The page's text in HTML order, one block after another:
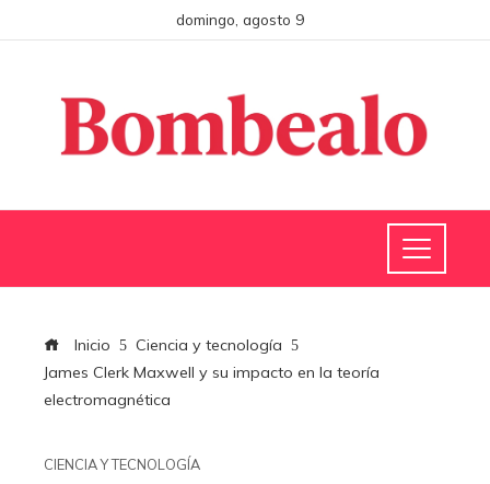
domingo, agosto 9
Inicio
Ciencia y tecnología
James Clerk Maxwell y su impacto en la teoría
electromagnética
CIENCIA Y TECNOLOGÍA